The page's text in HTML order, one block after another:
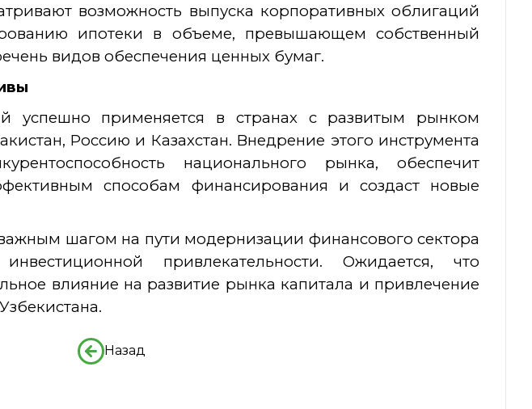
возможность выпуска корпоративных облигаций
ипотеки в объеме, превышающем собственный
видов обеспечения ценных бумаг.
успешно применяется в странах с развитым рынком
Россию и Казахстан. Внедрение этого инструмента
национального рынка, обеспечит
способам финансирования и создаст новые
шагом на пути модернизации финансового сектора
привлекательности. Ожидается, что
влияние на развитие рынка капитала и привлечение
Назад